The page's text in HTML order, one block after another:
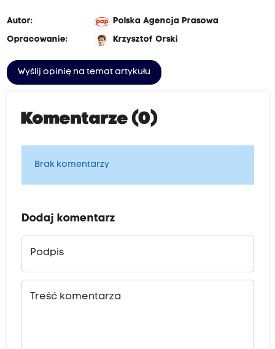
Autor:
Polska Agencja Prasowa
Opracowanie:
Krzysztof Orski
Wyślij opinię na temat artykułu
Komentarze (0)
Brak komentarzy
Dodaj komentarz
Podpis
Treść komentarza